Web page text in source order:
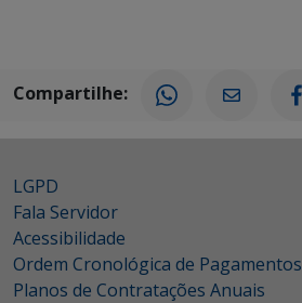
Compartilhe:
LGPD
Fala Servidor
Acessibilidade
Ordem Cronológica de Pagamentos
Planos de Contratações Anuais